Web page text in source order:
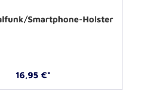
Smartphone-Holster
16,95 €*